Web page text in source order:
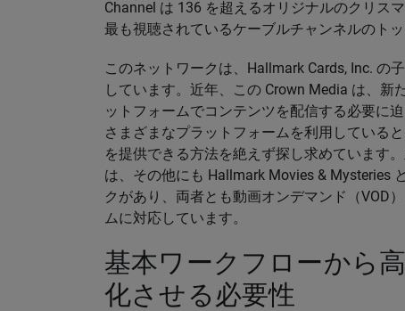
Channel は 136 を超えるオリジナルのクリス
最も視聴されているケーブルチャンネルのト
このネットワークは、Hallmark Cards, Inc. の
しています。近年、この Crown Media は、
ットフォームでコンテンツを配信する必要に
さまざまなプラットフォームを利用している
を提供できる方法を絶えず探し求めています
は、その他にも Hallmark Movies & Mysteries
クがあり、両者とも動画オンデマンド（VOD
ムに対応しています。
基本ワークフローから
化させる必要性